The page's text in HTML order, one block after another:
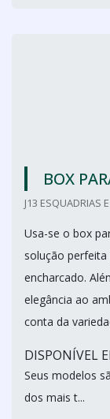
BOX
J13 ESQUADRIAS
Usa-se o box
solução
encharcado.
elegância ao
conta da
DISPONÍVEL
Seus modelos
dos mais t...